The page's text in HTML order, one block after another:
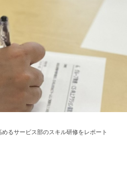
るサービス部のスキル研修をレポート